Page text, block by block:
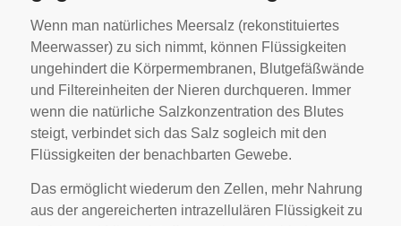
Wenn man natürliches Meersalz (rekonstituiertes
Meerwasser) zu sich nimmt, können Flüssigkeiten
ungehindert die Körpermembranen, Blutgefäßwände
und Filtereinheiten der Nieren durchqueren. Immer
wenn die natürliche Salzkonzentration des Blutes
steigt, verbindet sich das Salz sogleich mit den
Flüssigkeiten der benachbarten Gewebe.
Das ermöglicht wiederum den Zellen, mehr Nahrung
aus der angereicherten intrazellulären Flüssigkeit zu